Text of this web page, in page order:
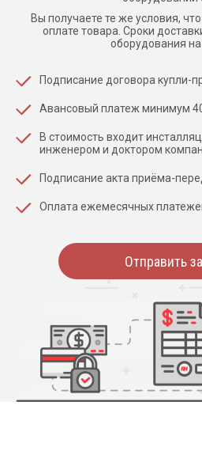
Вы получаете те же условия,
оплате товара. Сроки
оборудования на
Подписание договора купли-
Авансовый платеж минимум
В стоимость входит
инженером и доктором
Подписание акта приёма-
Оплата ежемесячных
Отправить